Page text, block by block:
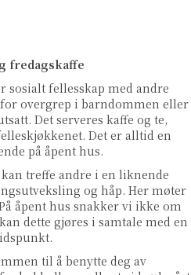
fredagskaffe
sosialt fellesskap med andre
overgrep i barndommen eller
Det serveres kaffe og te,
Det er alltid en
på åpent hus.
treffe andre i en liknende
og håp. Her møter
åpent hus snakker vi ikke om
dette gjøres i samtale med en
til å benytte deg av